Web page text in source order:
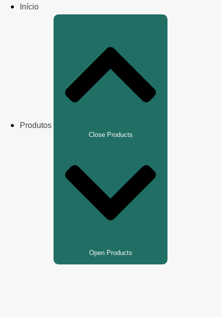
Início
Produtos
Close Products
Open Products